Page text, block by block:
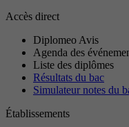
Accès direct
Diplomeo Avis
Agenda des
Liste des diplômes
Résultats du bac
Simulateur notes du
Établissements